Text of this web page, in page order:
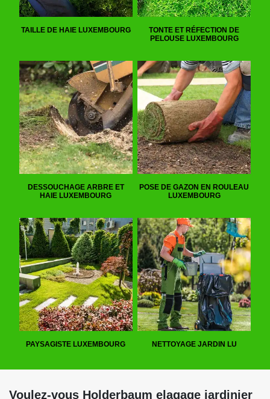
TAILLE DE HAIE LUXEMBOURG
TONTE ET RÉFECTION DE
PELOUSE LUXEMBOURG
DESSOUCHAGE ARBRE ET
HAIE LUXEMBOURG
POSE DE GAZON EN ROULEAU
LUXEMBOURG
PAYSAGISTE LUXEMBOURG NETTOYAGE JARDIN LU
Voulez-vous Holderbaum elagage jardinier